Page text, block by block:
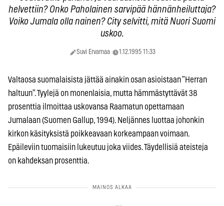
helvettiin? Onko Paholainen sarvipää hännänheiluttaja?
Voiko Jumala olla nainen? City selvitti, mitä Nuori Suomi
uskoo.
Suvi Ervamaa 1.12.1995 11:33
Valtaosa suomalaisista jättää ainakin osan asioistaan ”Herran
haltuun”. Tyylejä on monenlaisia, mutta hämmästyttävät 38
prosenttia ilmoittaa uskovansa Raamatun opettamaan
Jumalaan (Suomen Gallup, 1994). Neljännes luottaa johonkin
kirkon käsityksistä poikkeavaan korkeampaan voimaan.
Epäileviin tuomaisiin lukeutuu joka viides. Täydellisiä ateisteja
on kahdeksan prosenttia.